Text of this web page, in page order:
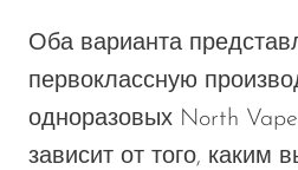
Оба варианта
первоклассную
одноразовых North
зависит от того, каким